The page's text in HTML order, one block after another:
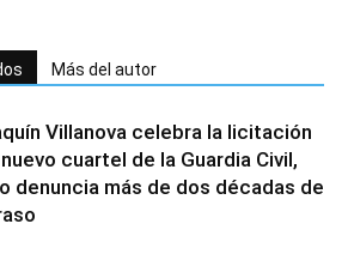
Más del autor
Villanova celebra la licitación
cuartel de la Guardia Civil,
denuncia más de dos décadas de